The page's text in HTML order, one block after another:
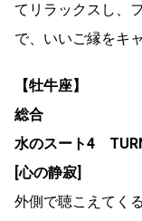
てリラックスし、
で、いいご縁をキ
【牡牛座】
総合
水のスート4
[心の静寂]
外側で聴こえてく